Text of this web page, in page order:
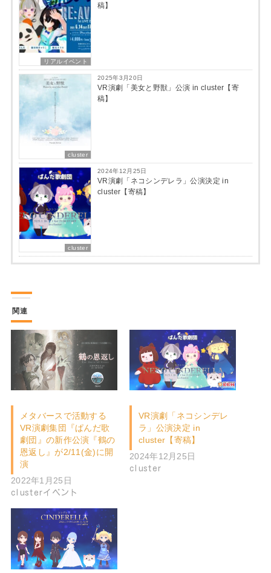
リアルイベント
稿】
cluster
2025年3月20日
VR演劇「美女と野獣」公演 in cluster【寄
稿】
cluster
2024年12月25日
VR演劇「ネコシンデレラ」公演決定 in
cluster【寄稿】
関連
メタバースで活動する
VR演劇集団『ぱんだ歌
劇団』の新作公演『鶴の
恩返し』が2/11(金)に開
演
2022年1月25日
clusterイベント
VR演劇「ネコシンデレ
ラ」公演決定 in
cluster【寄稿】
2024年12月25日
cluster